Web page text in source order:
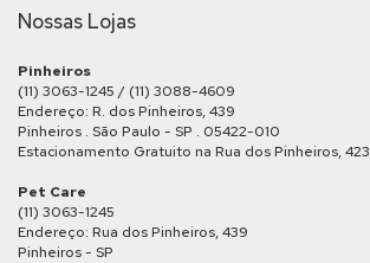
Nossas Lojas
Pinheiros
(11) 3063-1245 / (11) 3088-4609
Endereço: R. dos Pinheiros, 439
Pinheiros . São Paulo - SP . 05422-010
Estacionamento Gratuito na Rua dos Pinheiros, 423
Pet Care
(11) 3063-1245
Endereço: Rua dos Pinheiros, 439
Pinheiros - SP